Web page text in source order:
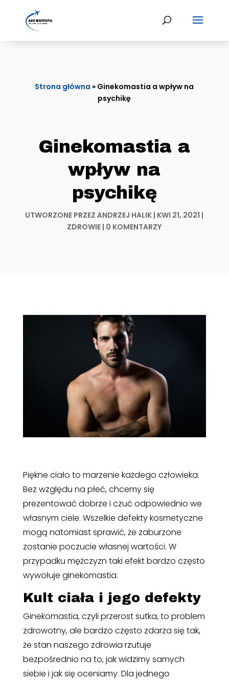
Strona główna » Ginekomastia a wpływ na
psychikę
Ginekomastia a
wpływ na
psychikę
UTWORZONE PRZEZANDRZEJ HALIK | KWI 21, 2021 |
ZDROWIE | 0 KOMENTARZY
Piękne ciało to marzenie każdego człowieka.
Bez względu na płeć, chcemy się
prezentować dobrze i czuć odpowiednio we
własnym ciele. Wszelkie defekty kosmetyczne
mogą natomiast sprawić, że zaburzone
zostanie poczucie własnej wartości. W
przypadku mężczyzn taki efekt bardzo często
wywołuje ginekomastia.
Kult ciała i jego defekty
Ginekomastia, czyli przerost sutka, to problem
zdrowotny, ale bardzo często zdarza się tak,
że stan naszego zdrowia rzutuje
bezpośrednio na to, jak widzimy samych
siebie i jak się oceniamy. Dla jednego